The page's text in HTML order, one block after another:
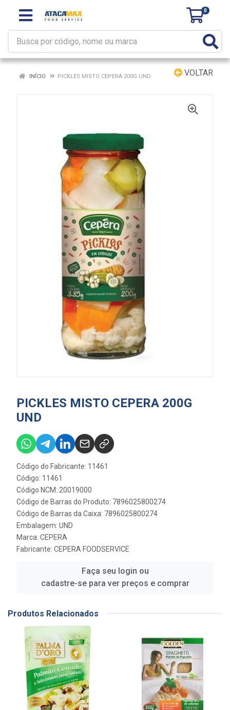
0
VOLTAR
INÍCIO PICKLES MISTO CEPERA 200G UND
PICKLES MISTO CEPERA 200G
UND
Código do Fabricante: 11461
Código: 11461
Código NCM: 20019000
Código de Barras do Produto: 7896025800274
Código de Barras da Caixa: 7896025800274
Embalagem: UND
Marca: CEPERA
Fabricante: CEPERA FOODSERVICE
Faça seu login ou
cadastre-se para ver preços e comprar
Produtos Relacionados